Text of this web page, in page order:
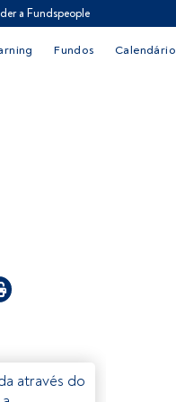
a Fundspeople
Fundos Calendário
através do